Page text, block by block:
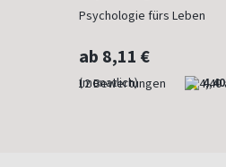
Psychologie fürs Leben
ab 8,11 €
(monatlich) 4,40